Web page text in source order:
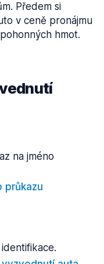
Předem si
v ceně pronájmu
hmot.
na jméno
průkazu